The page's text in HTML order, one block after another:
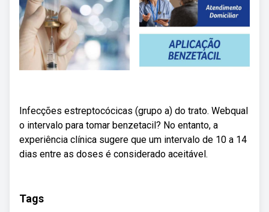
Infecções estreptocócicas (grupo a) do trato. Webqual
o intervalo para tomar benzetacil? No entanto, a
experiência clínica sugere que um intervalo de 10 a 14
dias entre as doses é considerado aceitável.
Tags